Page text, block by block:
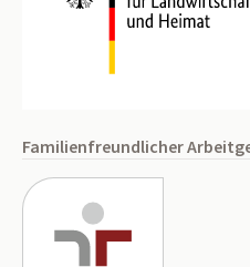
Familienfreundlicher